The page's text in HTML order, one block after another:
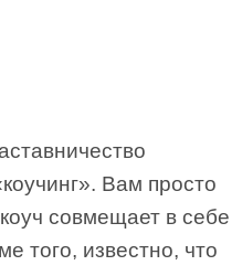
Вам просто
совмещает в себе
того, известно, что